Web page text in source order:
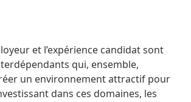
et l’expérience candidat sont
qui, ensemble,
un environnement attractif pour
dans ces domaines, les